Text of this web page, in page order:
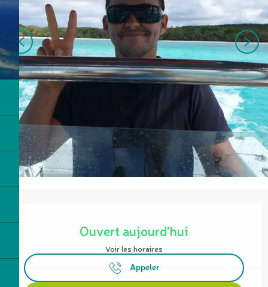
Ouvert aujourd'hui
Voir les horaires
Appeler